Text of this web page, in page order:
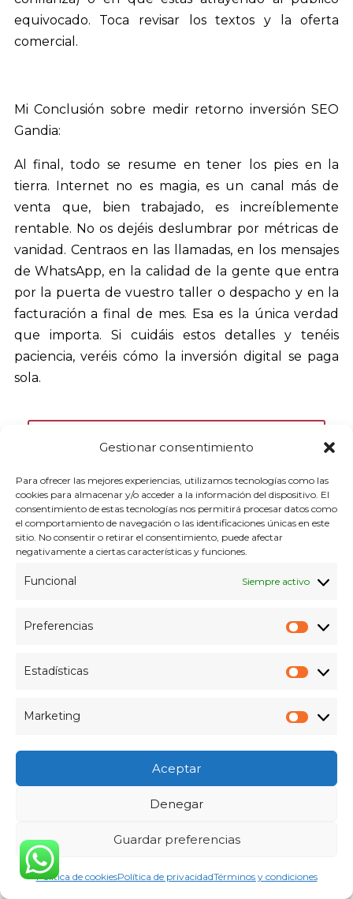
Gestionar consentimiento
Para ofrecer las mejores experiencias, utilizamos tecnologías como las
cookies para almacenar y/o acceder a la información del dispositivo. El
consentimiento de estas tecnologías nos permitirá procesar datos como
el comportamiento de navegación o las identificaciones únicas en este
sitio. No consentir o retirar el consentimiento, puede afectar
negativamente a ciertas características y funciones.
Funcional Siempre activo
Preferencias
Estadísticas
Marketing
Aceptar
Denegar
Guardar preferencias
Política de cookiesPolítica de privacidadTérminos y condiciones
equivocado. Toca revisar los textos y la oferta
comercial.
Mi Conclusión sobre medir retorno inversión SEO
Gandia:
Al final, todo se resume en tener los pies en la
tierra. Internet no es magia, es un canal más de
venta que, bien trabajado, es increíblemente
rentable. No os dejéis deslumbrar por métricas de
vanidad. Centraos en las llamadas, en los mensajes
de WhatsApp, en la calidad de la gente que entra
por la puerta de vuestro taller o despacho y en la
facturación a final de mes. Esa es la única verdad
que importa. Si cuidáis estos detalles y tenéis
paciencia, veréis cómo la inversión digital se paga
sola.
Llámame
Envíame un Whatsapp